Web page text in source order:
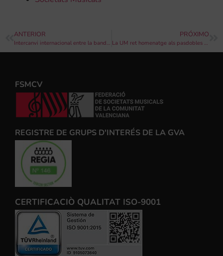
ANTERIOR
Intercanvi internacional entre la banda CWU de Dublín i “La Lira” de Titaguas
PRÓXIMO
La UM ret homenatge als pasdobles de l’últim segle en el concert de l’Assumpció de la Mare de Déu
FSMCV
REGISTRE DE GRUPS D'INTERÉS DE LA GVA
CERTIFICACIÒ QUALITAT ISO-9001